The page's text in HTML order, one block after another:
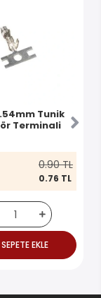
Tunik
Terminali
0.90 TL
0.76 TL
SEPETE EKLE